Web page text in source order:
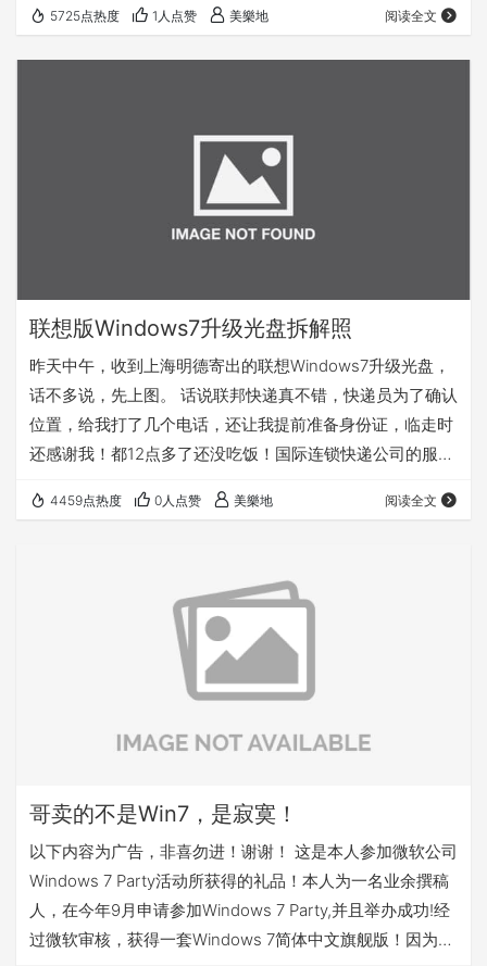
5725点热度 1人点赞 美樂地 阅读全文
联想版Windows7升级光盘拆解照
昨天中午，收到上海明德寄出的联想Windows7升级光盘，
话不多说，先上图。 话说联邦快递真不错，快递员为了确认
位置，给我打了几个电话，还让我提前准备身份证，临走时
还感谢我！都12点多了还没吃饭！国际连锁快递公司的服务
nice的光盘保护套，打死都不送给纪小年 货物清单+升级光
有几个没什么用的软件，直接无视！其实最重要的是光盘套
背后的COA账号，上面是有…
4459点热度 0人点赞 美樂地 阅读全文
哥卖的不是Win7，是寂寞！
以下内容为广告，非喜勿进！谢谢！ 这是本人参加微软公司
Windows 7 Party活动所获得的礼品！本人为一名业余撰稿
人，在今年9月申请参加Windows 7 Party,并且举办成功!经
过微软审核，获得一套Windows 7简体中文旗舰版！因为经